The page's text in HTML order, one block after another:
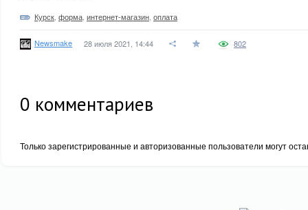
Курск форма интернет-магазин оплата
Newsmake 28 июля 2021, 14:44 802
0 комментариев
Только зарегистрированные и авторизованные пользователи могут